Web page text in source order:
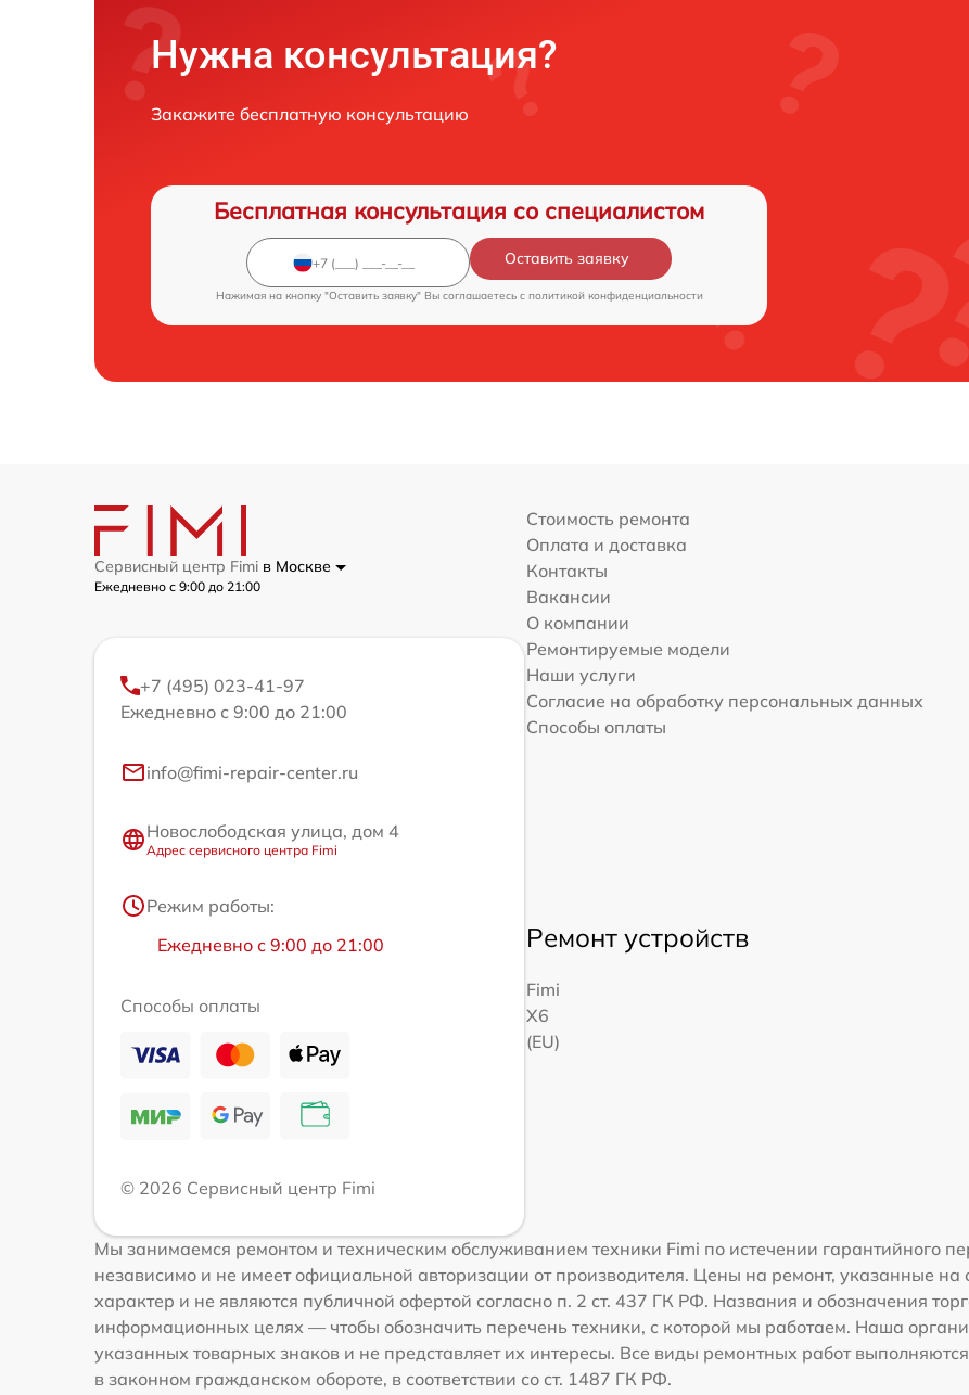
Нужна консультация?
Закажите бесплатную консультацию
Бесплатная консультация со специалистом
Оставить заявку
Нажимая на кнопку "Оставить заявку" Вы соглашаетесь c политикой конфиденциальности
Сервисный центр Fimi в Москве
Ежедневно с 9:00 до 21:00
+7 (495) 023-41-97
Ежедневно с 9:00 до 21:00
info@fimi-repair-center.ru
Новослободская улица, дом 4
Адрес сервисного центра Fimi
Режим работы:
Ежедневно с 9:00 до 21:00
Способы оплаты
© 2026 Сервисный центр Fimi
Стоимость ремонта
Оплата и доставка
Контакты
Вакансии
О компании
Ремонтируемые модели
Наши услуги
Согласие на обработку персональных данных
Способы оплаты
Ремонт устройств
Fimi
X6
(EU)
Мы занимаемся ремонтом и техническим обслуживанием техники Fimi по истечении гарантийного
независимо и не имеет официальной авторизации от производителя. Цены на ремонт, указанные на
характер и не являются публичной офертой согласно п. 2 ст. 437 ГК РФ. Названия и обозначения
информационных целях — чтобы обозначить перечень техники, с которой мы работаем. Наша
указанных товарных знаков и не представляет их интересы. Все виды ремонтных работ
в законном гражданском обороте, в соответствии со ст. 1487 ГК РФ.